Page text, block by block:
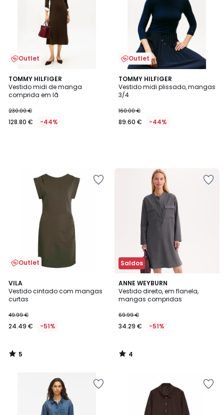
Outlet
TOMMY HILFIGER
Vestido midi de manga
comprida em lã
230.00 €
128.80 € -44%
Outlet
TOMMY HILFIGER
Vestido midi plissado, mangas
3/4
160.00 €
89.60 € -44%
Outlet
VILA
Vestido cintado com mangas
curtas
49.99 €
24.49 € -51%
5
/
5
5
/
Saldos
ANNE WEYBURN
Vestido direito, em flanela,
mangas compridas
69.99 €
34.29 € -51%
4
/
5
4
/